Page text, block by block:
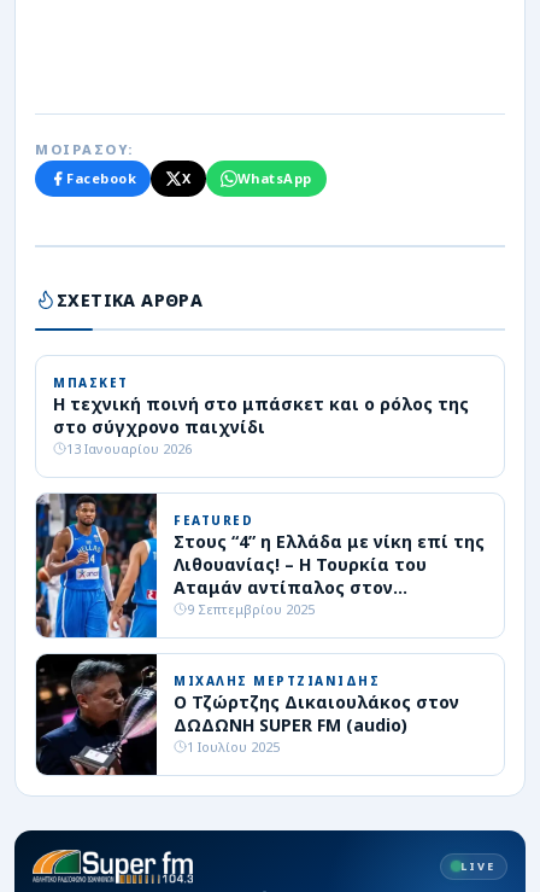
ΜΟΙΡΑΣΟΥ:
Facebook
X WhatsApp
ΣΧΕΤΙΚΑ ΑΡΘΡΑ
ΜΠΑΣΚΕΤ
Η τεχνική ποινή στο μπάσκετ και ο ρόλος της
στο σύγχρονο παιχνίδι
13 Ιανουαρίου 2026
FEATURED
Στους “4” η Ελλάδα με νίκη επί της
Λιθουανίας! – Η Τουρκία του
Αταμάν αντίπαλος στον
ημιτελικό
9 Σεπτεμβρίου 2025
ΜΙΧΑΛΗΣ ΜΕΡΤΖΙΑΝΙΔΗΣ
Ο Τζώρτζης Δικαιουλάκος στον
ΔΩΔΩΝΗ SUPER FM (audio)
1 Ιουλίου 2025
LIVE